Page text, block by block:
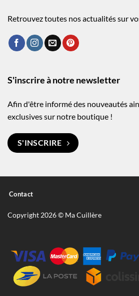
Retrouvez toutes nos actualités sur
S'inscrire à notre newsletter
Afin d'être informé des nouveautés
exclusives sur notre boutique !
S'INSCRIRE
Contact
Copyright 2026 © Ma Cuillère